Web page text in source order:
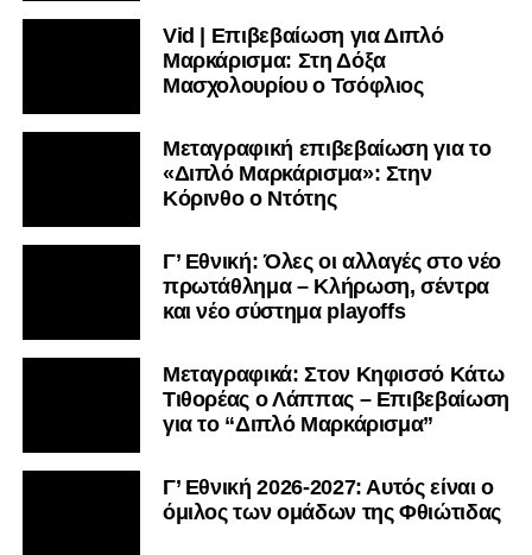
Vid | Επιβεβαίωση για Διπλό
Μαρκάρισμα: Στη Δόξα
Μασχολουρίου ο Τσόφλιος
Μεταγραφική επιβεβαίωση για το
«Διπλό Μαρκάρισμα»: Στην
Κόρινθο ο Ντότης
Γ’ Εθνική: Όλες οι αλλαγές στο νέο
πρωτάθλημα – Κλήρωση, σέντρα
και νέο σύστημα playoffs
Μεταγραφικά: Στον Κηφισσό Κάτω
Τιθορέας ο Λάππας – Επιβεβαίωση
για το “Διπλό Μαρκάρισμα”
Γ’ Εθνική 2026-2027: Αυτός είναι ο
όμιλος των ομάδων της Φθιώτιδας